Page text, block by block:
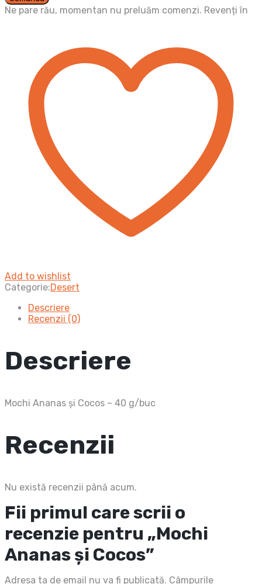
și
Cocos
Ne pare rău, momentan nu preluăm comenzi. Revenți în
Add to wishlist
Categorie:Desert
Descriere
Recenzii (0)
Descriere
Mochi Ananas și Cocos – 40 g/buc
Recenzii
Nu există recenzii până acum.
Fii primul care scrii o
recenzie pentru „Mochi
Ananas și Cocos”
Adresa ta de email nu va fi publicată. Câmpurile